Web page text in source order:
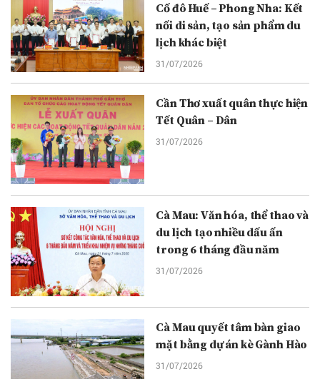
Cố đô Huế – Phong Nha: Kết
nối di sản, tạo sản phẩm du
lịch khác biệt
31/07/2026
Cần Thơ xuất quân thực hiện
Tết Quân – Dân
31/07/2026
Cà Mau: Văn hóa, thể thao và
du lịch tạo nhiều dấu ấn
trong 6 tháng đầu năm
31/07/2026
Cà Mau quyết tâm bàn giao
mặt bằng dự án kè Gành Hào
31/07/2026